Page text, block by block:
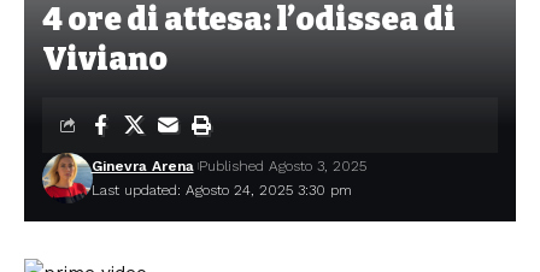
4 ore di attesa: l’odissea di
Viviano
Last updated: Agosto 24, 2025 3:30 pm
Ginevra Arena Published Agosto 3, 2025